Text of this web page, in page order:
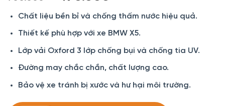
đánh giá
là:
700.000 ₫.
tại
là:
Chất liệu bền bỉ và chống thấm nước hiệu quả.
Thiết kế phù hợp với xe BMW X5.
Lớp vải Oxford 3 lớp chống bụi và chống tia UV.
Đường may chắc chắn, chất lượng cao.
Bảo vệ xe tránh bị xước và hư hại môi trường.